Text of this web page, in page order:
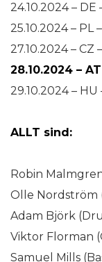
24.10.2024 –
25.10.2024 – PL
27.10.2024 –
28.10.2024 –
29.10.2024 –
ALLT sind:
Robin
Olle Nordström
Adam Björk
Viktor Florman
Samuel Mills